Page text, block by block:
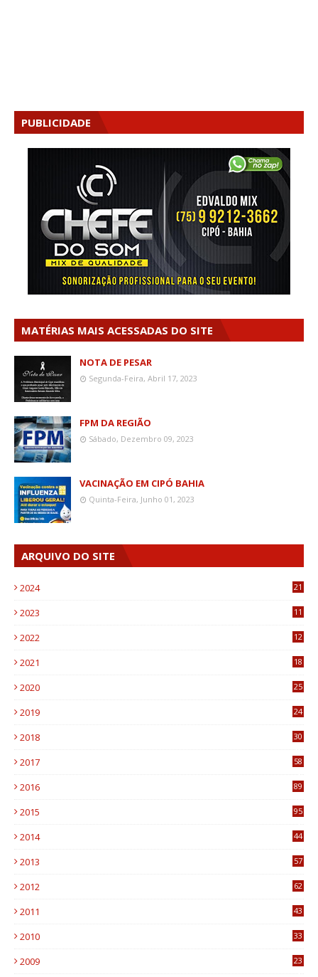
PUBLICIDADE
MATÉRIAS MAIS ACESSADAS DO SITE
NOTA DE PESAR
Segunda-Feira, Abril 17, 2023
FPM DA REGIÃO
Sábado, Dezembro 09, 2023
VACINAÇÃO EM CIPÓ BAHIA
Quinta-Feira, Junho 01, 2023
ARQUIVO DO SITE
2024 21
2023
11
2022
12
2021
18
2020
25
2019
24
2018
30
2017
58
2016
89
2015
95
2014
44
2013
57
2012
62
2011
43
2010
33
2009
23